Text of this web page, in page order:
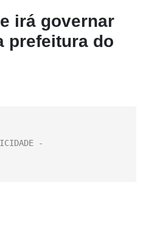
irá governar
prefeitura do